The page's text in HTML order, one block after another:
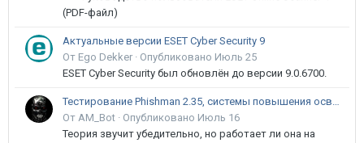
(PDF-файл)
Актуальные версии ESET Cyber Security 9
От Ego Dekker · Опубликовано Июль 25
ESET Cyber Security был обновлён до версии 9.0.6700.
Тестирование Phishman 2.35, системы повышения осведомлённости пользователей в сфере ИБ
От AM_Bot · Опубликовано Июль 16
Теория звучит убедительно, но работает ли она на